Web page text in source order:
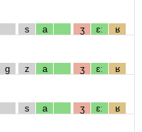
s a ʒ ɛː ʁ
g z a ʒ ɛː ʁ
s a ʒ ɛː ʁ